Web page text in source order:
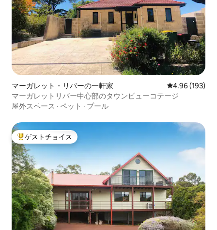
マーガレット・リバーの一軒家 レビュー193
4.96 (193)
マーガレットリバー中心部のタウンビューコテージ
屋外スペース · ペット · プール
大好評のゲストチョイスです。
ゲストチョイス